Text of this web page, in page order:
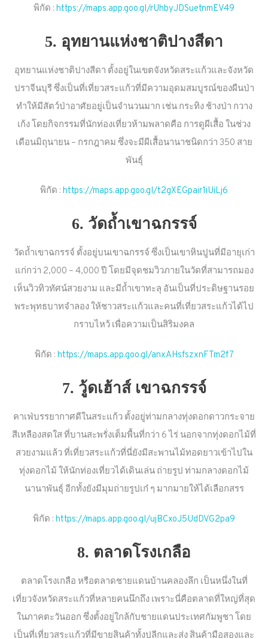
พิกัด : https://maps.app.goo.gl/rUhbyJDSuetnmEV49
5. อุทยานแห่งชาติปางสีดา
อุทยานแห่งชาติปางสีดา ตั้งอยู่ในเขตจังหวัดสระแก้วและจังหวัด
ปราจีนบุรี ซึ่งเป็นที่เที่ยวสระแก้วที่มีความอุดมสมบูรณ์ของผืนป่า
ทำให้มีสัตว์ป่าอาศัยอยู่เป็นจำนวนมาก เช่น กระทิง ช้างป่า กวาง
เก้ง โดยกิจกรรมที่นักท่องเที่ยวห้ามพลาดคือ การดูผีเสื้อ ในช่วง
เดือนมิถุนายน – กรกฎาคม ซึ่งจะมีผีเสื้อนานาชนิดกว่า 350 สาย
พันธุ์
พิกัด : https://maps.app.goo.gl/t2gXEGpair1iUiLj6
6. วัดถ้ำเขาฉกรรจ์
วัดถ้ำเขาฉกรรจ์ ตั้งอยู่บนเขาฉกรรจ์ ซึ่งเป็นเขาหินปูนที่มีอายุเก่า
แก่กว่า 2,000 – 4,000 ปี โดยมีจุดชมวิวภายในวัดที่สามารถมอง
เห็นวิวทิวทัศน์สวยงาม และมีถ้ำเขาทะลุ อันเป็นที่ประดิษฐานรอย
พระพุทธบาทจำลอง ให้ชาวสระแก้วและคนที่เที่ยวสระแก้วได้ไป
กราบไหว้ เพื่อความเป็นสิริมงคล
พิกัด : https://maps.app.goo.gl/anxAHsfszxnFTm2f7
7. วู้ดเฮ้าส์ เขาฉกรรจ์
คาเฟ่บรรยากาศดีในสระแก้ว ตั้งอยู่ท่ามกลางทุ่งดอกดาวกระจาย
สีเหลืองสดใส ที่บานสะพรั่งเต็มพื้นที่กว่า 6 ไร่ นอกจากทุ่งดอกไม้ที่
สวยงามแล้ว ที่เที่ยวสระแก้วที่นี่ยังมีสะพานไม้ทอดยาวเข้าไปใน
ทุ่งดอกไม้ ให้นักท่องเที่ยวได้เดินเล่น ถ่ายรูป ท่ามกลางดอกไม้
นานาพันธุ์ อีกทั้งยังมีมุมถ่ายรูปเก๋ ๆ มากมายให้ได้เลือกสรร
พิกัด : https://maps.app.goo.gl/ujBCxoJ5UdDVG2pa9
8. ตลาดโรงเกลือ
ตลาดโรงเกลือ หรือตลาดชายแดนบ้านคลองลึก เป็นหนึ่งในที่
เที่ยวจังหวัดสระแก้วที่หลายคนนึกถึง เพราะนี่คือตลาดที่ใหญ่ที่สุด
ในภาคตะวันออก ซึ่งตั้งอยู่ใกล้กับชายแดนประเทศกัมพูชา โดย
เป็นที่เที่ยวสระแก้วที่มีขายสินค้าทั้งปลีกและส่ง สินค้ามือสองและ